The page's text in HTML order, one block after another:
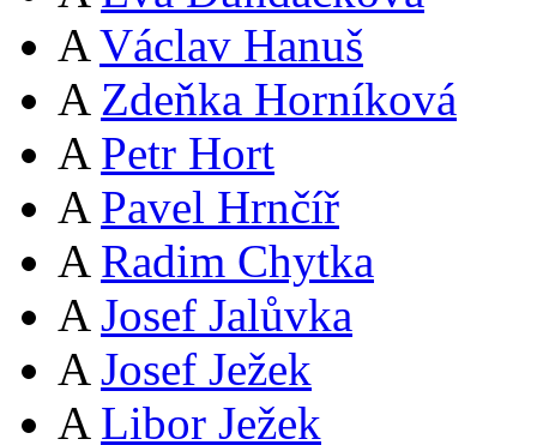
A Václav Hanuš
A Zdeňka Horníková
A Petr Hort
A Pavel Hrnčíř
A Radim Chytka
A Josef Jalůvka
A Josef Ježek
A Libor Ježek